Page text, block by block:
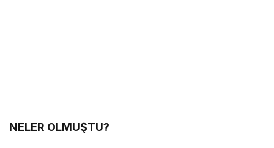
NELER OLMUŞTU?